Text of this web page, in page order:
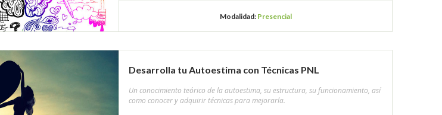
Modalidad: Presencial
Desarrolla tu Autoestima con Técnicas PNL
Un conocimiento teórico de la autoestima, su estructura, su funcionamiento, así
como conocer y adquirir técnicas para mejorarla.